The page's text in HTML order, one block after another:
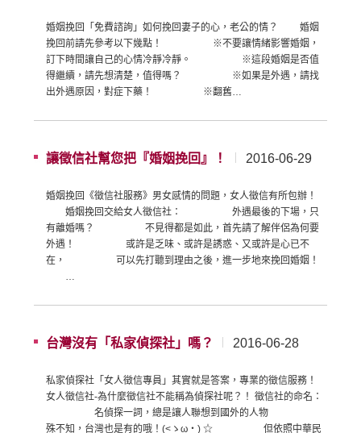
婚姻挽回「免費諮詢」如何挽回妻子的心，老公的情？ 婚姻
挽回前請先參考以下幾點！ ※不要讓情緒影響婚姻，
訂下時間讓自己的心情冷靜冷靜。 ※這段婚姻是否值
得繼續，請先想清楚，值得嗎？ ※如果是外遇，請找
出外遇原因，對症下藥！ ※翻舊…
讓徵信社幫您把『婚姻挽回』！ 2016-06-29
婚姻挽回《徵信社服務》男女感情的問題，女人徵信有所包辦！
婚姻挽回交給女人徵信社： 外遇最後的下場，只
有離婚嗎？ 不見得都是如此，首先請了解伴侶為何要
外遇！ 或許是乏味、或許是誘惑、又或許是心已不
在， 可以先打聽到理由之後，進一步地來挽回婚姻！
…
台灣沒有「私家偵探社」嗎？ 2016-06-28
私家偵探社「女人徵信專員」其實就是答案，專業的徵信服務！
女人徵信社-為什麼徵信社不能稱為偵探社呢？！ 徵信社的命名：
名偵探一詞，總是讓人聯想到國外的人物
殊不知，台灣也是有的哦！(<ゝω・) ☆ 但依照中華民